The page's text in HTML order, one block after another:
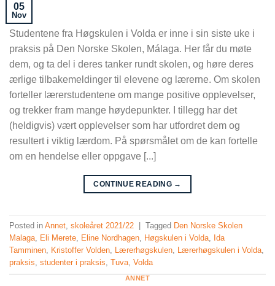
05
Nov
Studentene fra Høgskulen i Volda er inne i sin siste uke i
praksis på Den Norske Skolen, Málaga. Her får du møte
dem, og ta del i deres tanker rundt skolen, og høre deres
ærlige tilbakemeldinger til elevene og lærerne. Om skolen
forteller lærerstudentene om mange positive opplevelser,
og trekker fram mange høydepunkter. I tillegg har det
(heldigvis) vært opplevelser som har utfordret dem og
resultert i viktig lærdom. På spørsmålet om de kan fortelle
om en hendelse eller oppgave [...]
CONTINUE READING →
Posted in Annet, skoleåret 2021/22 Tagged Den Norske Skolen
Malaga, Eli Merete, Eline Nordhagen, Høgskulen i Volda, Ida
Tamminen, Kristoffer Volden, Lærerhøgskulen, Lærerhøgskulen i Volda,
praksis, studenter i praksis, Tuva, Volda
ANNET